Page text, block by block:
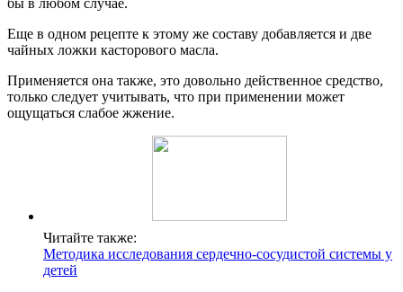
бы в любом случае.
Еще в одном рецепте к этому же составу добавляется и две
чайных ложки касторового масла.
Применяется она также, это довольно действенное средство,
только следует учитывать, что при применении может
ощущаться слабое жжение.
Читайте также:
Методика исследования сердечно-сосудистой системы у
детей